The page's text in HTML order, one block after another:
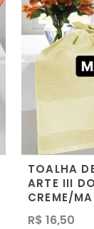
TOALHA
ARTE III
CREME/
R$ 16,50